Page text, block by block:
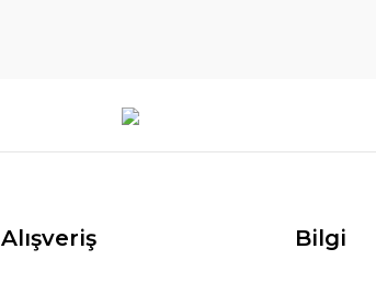
Alışveriş Bilgi